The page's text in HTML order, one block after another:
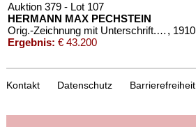
Auktion 379 - Lot 107
HERMANN MAX PECHSTEIN
Orig.-Zeichnung mit Unterschrift. 1910 , 1910
Ergebnis: € 43.200
Kontakt Datenschutz Barrierefreiheit